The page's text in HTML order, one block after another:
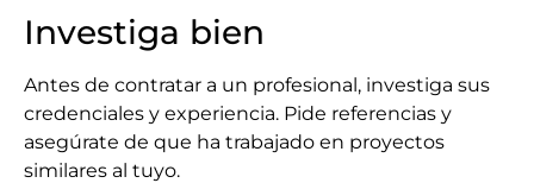
Investiga bien
Antes de contratar a un profesional, investiga sus
credenciales y experiencia. Pide referencias y
asegúrate de que ha trabajado en proyectos
similares al tuyo.